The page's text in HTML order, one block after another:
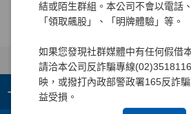
結或陌生群組。本公司不會以電話
「領取飆股」、「明牌體驗」等。
如果您發現社群媒體中有任何假借
請洽本公司反詐騙專線
映，或撥打內政部警政署165反詐
益受損。
+ 集團成員